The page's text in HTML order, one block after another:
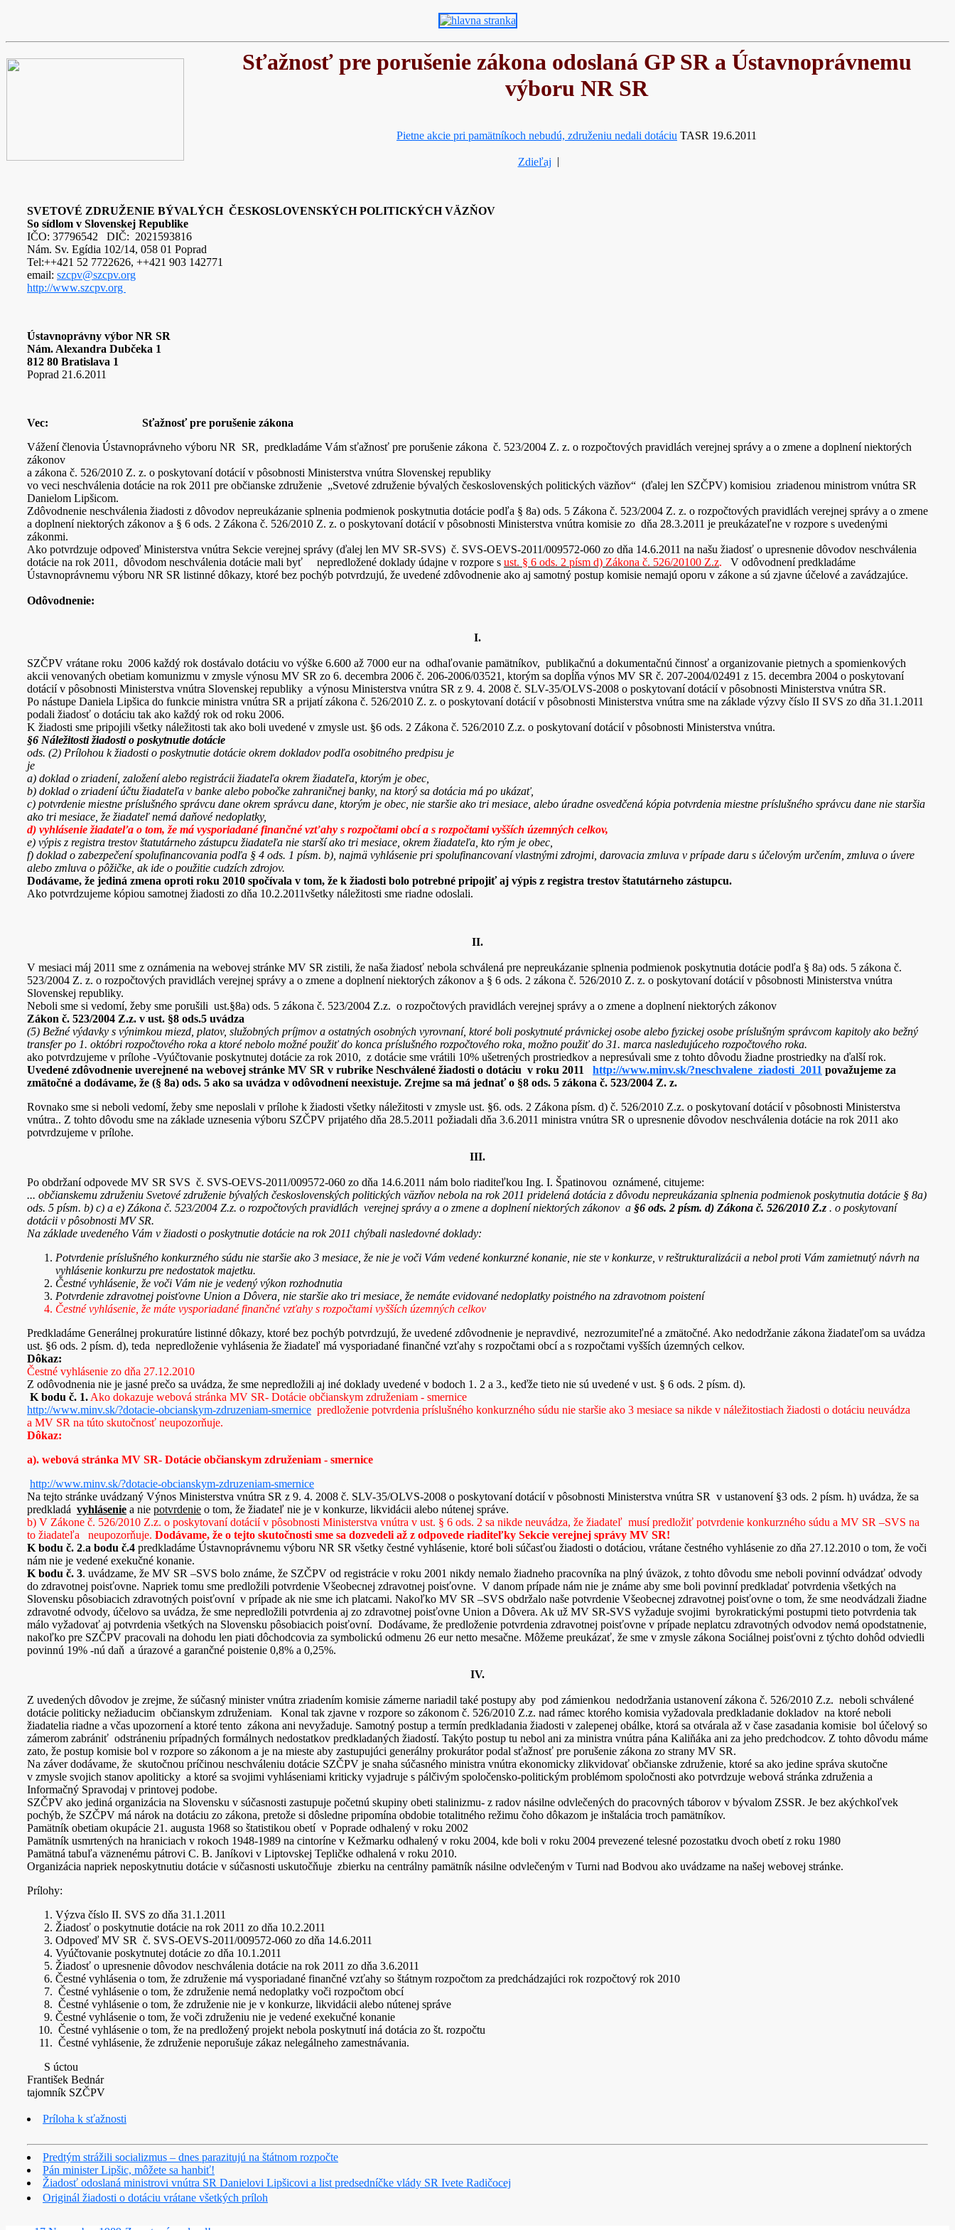
Sťažnosť pre porušenie zákona odoslaná GP SR a Ústavnoprávnemu
výboru NR SR
Pietne akcie pri pamätníkoch nebudú, združeniu nedali dotáciu TASR 19.6.2011
Zdieľaj
SVETOVÉ ZDRUŽENIE BÝVALÝCH ČESKOSLOVENSKÝCH POLITICKÝCH VÄZŇOV
So sídlom v Slovenskej Republike
IČO: 37796542 DIČ: 2021593816
Nám. Sv. Egídia 102/14, 058 01 Poprad
Tel:++421 52 7722626, ++421 903 142771
email: szcpv@szcpv.org
http://www.szcpv.org
Ústavnoprávny výbor NR SR
Nám. Alexandra Dubčeka 1
812 80 Bratislava 1
Poprad 21.6.2011
Vec: Sťažnosť pre porušenie zákona
Vážení členovia Ústavnoprávneho výboru NR SR, predkladáme Vám sťažnosť pre porušenie zákona č. 523/2004 Z. z. o rozpočtových pravidlách verejnej správy a o zmene a doplnení niektorých
zákonov
a zákona č. 526/2010 Z. z. o poskytovaní dotácií v pôsobnosti Ministerstva vnútra Slovenskej republiky
vo veci neschválenia dotácie na rok 2011 pre občianske združenie „Svetové združenie bývalých československých politických väzňov“ (ďalej len SZČPV) komisiou zriadenou ministrom vnútra SR
Danielom Lipšicom.
Zdôvodnenie neschválenia žiadosti z dôvodov nepreukázanie splnenia podmienok poskytnutia dotácie podľa § 8a) ods. 5 Zákona č. 523/2004 Z. z. o rozpočtových pravidlách verejnej správy a o zmene
a doplnení niektorých zákonov a § 6 ods. 2 Zákona č. 526/2010 Z. z. o poskytovaní dotácií v pôsobnosti Ministerstva vnútra komisie zo dňa 28.3.2011 je preukázateľne v rozpore s uvedenými
zákonmi.
Ako potvrdzuje odpoveď Ministerstva vnútra Sekcie verejnej správy (ďalej len MV SR-SVS) č. SVS-OEVS-2011/009572-060 zo dňa 14.6.2011 na našu žiadosť o upresnenie dôvodov neschválenia
dotácie na rok 2011, dôvodom neschválenia dotácie mali byť nepredložené doklady údajne v rozpore s ust. § 6 ods. 2 písm d) Zákona č. 526/20100 Z.z. V odôvodnení predkladáme
Ústavnoprávnemu výboru NR SR listinné dôkazy, ktoré bez pochýb potvrdzujú, že uvedené zdôvodnenie ako aj samotný postup komisie nemajú oporu v zákone a sú zjavne účelové a zavádzajúce.
Odôvodnenie:
I.
SZČPV vrátane roku 2006 každý rok dostávalo dotáciu vo výške 6.600 až 7000 eur na odhaľovanie pamätníkov, publikačnú a dokumentačnú činnosť a organizovanie pietnych a spomienkových
akcii venovaných obetiam komunizmu v zmysle výnosu MV SR zo 6. decembra 2006 č. 206-2006/03521, ktorým sa dopĺňa výnos MV SR č. 207-2004/02491 z 15. decembra 2004 o poskytovaní
dotácií v pôsobnosti Ministerstva vnútra Slovenskej republiky a výnosu Ministerstva vnútra SR z 9. 4. 2008 č. SLV-35/OLVS-2008 o poskytovaní dotácií v pôsobnosti Ministerstva vnútra SR.
Po nástupe Daniela Lipšica do funkcie ministra vnútra SR a prijatí zákona č. 526/2010 Z. z. o poskytovaní dotácií v pôsobnosti Ministerstva vnútra sme na základe výzvy číslo II SVS zo dňa 31.1.2011
podali žiadosť o dotáciu tak ako každý rok od roku 2006.
K žiadosti sme pripojili všetky náležitosti tak ako boli uvedené v zmysle ust. §6 ods. 2 Zákona č. 526/2010 Z.z. o poskytovaní dotácií v pôsobnosti Ministerstva vnútra.
§6 Náležitosti žiadosti o poskytnutie dotácie
ods. (2) Prílohou k žiadosti o poskytnutie dotácie okrem dokladov podľa osobitného predpisu je
je
a) doklad o zriadení, založení alebo registrácii žiadateľa okrem žiadateľa, ktorým je obec,
b) doklad o zriadení účtu žiadateľa v banke alebo pobočke zahraničnej banky, na ktorý sa dotácia má po ukázať,
c) potvrdenie miestne príslušného správcu dane okrem správcu dane, ktorým je obec, nie staršie ako tri mesiace, alebo úradne osvedčená kópia potvrdenia miestne príslušného správcu dane nie staršia
ako tri mesiace, že žiadateľ nemá daňové nedoplatky,
d) vyhlásenie žiadateľa o tom, že má vysporiadané finančné vzťahy s rozpočtami obcí a s rozpočtami vyšších územných celkov,
e) výpis z registra trestov štatutárneho zástupcu žiadateľa nie starší ako tri mesiace, okrem žiadateľa, kto rým je obec,
f) doklad o zabezpečení spolufinancovania podľa § 4 ods. 1 písm. b), najmä vyhlásenie pri spolufinancovaní vlastnými zdrojmi, darovacia zmluva v prípade daru s účelovým určením, zmluva o úvere
alebo zmluva o pôžičke, ak ide o použitie cudzích zdrojov.
Dodávame, že jediná zmena oproti roku 2010 spočívala v tom, že k žiadosti bolo potrebné pripojiť aj výpis z registra trestov štatutárneho zástupcu.
Ako potvrdzujeme kópiou samotnej žiadosti zo dňa 10.2.2011všetky náležitosti sme riadne odoslali.
II.
V mesiaci máj 2011 sme z oznámenia na webovej stránke MV SR zistili, že naša žiadosť nebola schválená pre nepreukázanie splnenia podmienok poskytnutia dotácie podľa § 8a) ods. 5 zákona č.
523/2004 Z. z. o rozpočtových pravidlách verejnej správy a o zmene a doplnení niektorých zákonov a § 6 ods. 2 zákona č. 526/2010 Z. z. o poskytovaní dotácií v pôsobnosti Ministerstva vnútra
Slovenskej republiky.
Neboli sme si vedomí, žeby sme porušili ust.§8a) ods. 5 zákona č. 523/2004 Z.z. o rozpočtových pravidlách verejnej správy a o zmene a doplnení niektorých zákonov
Zákon č. 523/2004 Z.z. v ust. §8 ods.5 uvádza
(5) Bežné výdavky s výnimkou miezd, platov, služobných príjmov a ostatných osobných vyrovnaní, ktoré boli poskytnuté právnickej osobe alebo fyzickej osobe príslušným správcom kapitoly ako bežný
transfer po 1. októbri rozpočtového roka a ktoré nebolo možné použiť do konca príslušného rozpočtového roka, možno použiť do 31. marca nasledujúceho rozpočtového roka.
ako potvrdzujeme v prílohe -Vyúčtovanie poskytnutej dotácie za rok 2010, z dotácie sme vrátili 10% ušetrených prostriedkov a nepresúvali sme z tohto dôvodu žiadne prostriedky na ďalší rok.
Uvedené zdôvodnenie uverejnené na webovej stránke MV SR v rubrike Neschválené žiadosti o dotáciu v roku 2011 http://www.minv.sk/?neschvalene_ziadosti_2011 považujeme za
zmätočné a dodávame, že (§ 8a) ods. 5 ako sa uvádza v odôvodnení neexistuje. Zrejme sa má jednať o §8 ods. 5 zákona č. 523/2004 Z. z.
Rovnako sme si neboli vedomí, žeby sme neposlali v prílohe k žiadosti všetky náležitosti v zmysle ust. §6. ods. 2 Zákona písm. d) č. 526/2010 Z.z. o poskytovaní dotácií v pôsobnosti Ministerstva
vnútra.. Z tohto dôvodu sme na základe uznesenia výboru SZČPV prijatého dňa 28.5.2011 požiadali dňa 3.6.2011 ministra vnútra SR o upresnenie dôvodov neschválenia dotácie na rok 2011 ako
potvrdzujeme v prílohe.
III.
Po obdržaní odpovede MV SR SVS č. SVS-OEVS-2011/009572-060 zo dňa 14.6.2011 nám bolo riaditeľkou Ing. I. Špatinovou oznámené, citujeme:
... občianskemu združeniu Svetové združenie bývalých československých politických väzňov nebola na rok 2011 pridelená dotácia z dôvodu nepreukázania splnenia podmienok poskytnutia dotácie § 8a)
ods. 5 písm. b) c) a e) Zákona č. 523/2004 Z.z. o rozpočtových pravidlách verejnej správy a o zmene a doplnení niektorých zákonov a §6 ods. 2 písm. d) Zákona č. 526/2010 Z.z . o poskytovaní
dotácii v pôsobnosti MV SR.
Na základe uvedeného Vám v žiadosti o poskytnutie dotácie na rok 2011 chýbali nasledovné doklady:
Potvrdenie príslušného konkurzného súdu nie staršie ako 3 mesiace, že nie je voči Vám vedené konkurzné konanie, nie ste v konkurze, v reštrukturalizácii a nebol proti Vám zamietnutý návrh na
vyhlásenie konkurzu pre nedostatok majetku.
Čestné vyhlásenie, že voči Vám nie je vedený výkon rozhodnutia
Potvrdenie zdravotnej poisťovne Union a Dôvera, nie staršie ako tri mesiace, že nemáte evidované nedoplatky poistného na zdravotnom poistení
Čestné vyhlásenie, že máte vysporiadané finančné vzťahy s rozpočtami vyšších územných celkov
Predkladáme Generálnej prokuratúre listinné dôkazy, ktoré bez pochýb potvrdzujú, že uvedené zdôvodnenie je nepravdivé, nezrozumiteľné a zmätočné. Ako nedodržanie zákona žiadateľom sa uvádza
ust. §6 ods. 2 písm. d), teda nepredloženie vyhlásenia že žiadateľ má vysporiadané finančné vzťahy s rozpočtami obcí a s rozpočtami vyšších územných celkov.
Dôkaz:
Čestné vyhlásenie zo dňa 27.12.2010
Z odôvodnenia nie je jasné prečo sa uvádza, že sme nepredložili aj iné doklady uvedené v bodoch 1. 2 a 3., keďže tieto nie sú uvedené v ust. § 6 ods. 2 písm. d).
K bodu č. 1. Ako dokazuje webová stránka MV SR- Dotácie občianskym združeniam - smernice
http://www.minv.sk/?dotacie-obcianskym-zdruzeniam-smernice predloženie potvrdenia príslušného konkurzného súdu nie staršie ako 3 mesiace sa nikde v náležitostiach žiadosti o dotáciu neuvádza
a MV SR na túto skutočnosť neupozorňuje.
Dôkaz:
a). webová stránka MV SR- Dotácie občianskym združeniam - smernice
http://www.minv.sk/?dotacie-obcianskym-zdruzeniam-smernice
Na tejto stránke uvádzaný Výnos Ministerstva vnútra SR z 9. 4. 2008 č. SLV-35/OLVS-2008 o poskytovaní dotácií v pôsobnosti Ministerstva vnútra SR v ustanovení §3 ods. 2 písm. h) uvádza, že sa
predkladá vyhlásenie a nie potvrdenie o tom, že žiadateľ nie je v konkurze, likvidácii alebo nútenej správe.
b) V Zákone č. 526/2010 Z.z. o poskytovaní dotácií v pôsobnosti Ministerstva vnútra v ust. § 6 ods. 2 sa nikde neuvádza, že žiadateľ musí predložiť potvrdenie konkurzného súdu a MV SR –SVS na
to žiadateľa neupozorňuje. Dodávame, že o tejto skutočnosti sme sa dozvedeli až z odpovede riaditeľky Sekcie verejnej správy MV SR!
K bodu č. 2.a bodu č.4 predkladáme Ústavnoprávnemu výboru NR SR všetky čestné vyhlásenie, ktoré boli súčasťou žiadosti o dotáciou, vrátane čestného vyhlásenie zo dňa 27.12.2010 o tom, že voči
nám nie je vedené exekučné konanie.
K bodu č. 3. uvádzame, že MV SR –SVS bolo známe, že SZČPV od registrácie v roku 2001 nikdy nemalo žiadneho pracovníka na plný úväzok, z tohto dôvodu sme neboli povinní odvádzať odvody
do zdravotnej poisťovne. Napriek tomu sme predložili potvrdenie Všeobecnej zdravotnej poisťovne. V danom prípade nám nie je známe aby sme boli povinní predkladať potvrdenia všetkých na
Slovensku pôsobiacich zdravotných poisťovní v prípade ak nie sme ich platcami. Nakoľko MV SR –SVS obdržalo naše potvrdenie Všeobecnej zdravotnej poisťovne o tom, že sme neodvádzali žiadne
zdravotné odvody, účelovo sa uvádza, že sme nepredložili potvrdenia aj zo zdravotnej poisťovne Union a Dôvera. Ak už MV SR-SVS vyžaduje svojimi byrokratickými postupmi tieto potvrdenia tak
málo vyžadovať aj potvrdenia všetkých na Slovensku pôsobiacich poisťovní. Dodávame, že predloženie potvrdenia zdravotnej poisťovne v prípade neplatcu zdravotných odvodov nemá opodstatnenie,
nakoľko pre SZČPV pracovali na dohodu len piati dôchodcovia za symbolickú odmenu 26 eur netto mesačne. Môžeme preukázať, že sme v zmysle zákona Sociálnej poisťovni z týchto dohôd odviedli
povinnú 19% -nú daň a úrazové a garančné poistenie 0,8% a 0,25%.
IV.
Z uvedených dôvodov je zrejme, že súčasný minister vnútra zriadením komisie zámerne nariadil také postupy aby pod zámienkou nedodržania ustanovení zákona č. 526/2010 Z.z. neboli schválené
dotácie politicky nežiaducim občianskym združeniam. Konal tak zjavne v rozpore so zákonom č. 526/2010 Z.z. nad rámec ktorého komisia vyžadovala predkladanie dokladov na ktoré neboli
žiadatelia riadne a včas upozornení a ktoré tento zákona ani nevyžaduje. Samotný postup a termín predkladania žiadosti v zalepenej obálke, ktorá sa otvárala až v čase zasadania komisie bol účelový so
zámerom zabrániť odstráneniu prípadných formálnych nedostatkov predkladaných žiadostí. Takýto postup tu nebol ani za ministra vnútra pána Kaliňáka ani za jeho predchodcov. Z tohto dôvodu máme
zato, že postup komisie bol v rozpore so zákonom a je na mieste aby zastupujúci generálny prokurátor podal sťažnosť pre porušenie zákona zo strany MV SR.
Na záver dodávame, že skutočnou príčinou neschváleniu dotácie SZČPV je snaha súčasného ministra vnútra ekonomicky zlikvidovať občianske združenie, ktoré sa ako jedine správa skutočne
v zmysle svojich stanov apoliticky a ktoré sa svojimi vyhláseniami kriticky vyjadruje s pálčivým spoločensko-politickým problémom spoločnosti ako potvrdzuje webová stránka združenia a
Informačný Spravodaj v printovej podobe.
SZČPV ako jediná organizácia na Slovensku v súčasnosti zastupuje početnú skupiny obeti stalinizmu- z radov násilne odvlečených do pracovných táborov v bývalom ZSSR. Je bez akýchkoľvek
pochýb, že SZČPV má nárok na dotáciu zo zákona, pretože si dôsledne pripomína obdobie totalitného režimu čoho dôkazom je inštalácia troch pamätníkov.
Pamätník obetiam okupácie 21. augusta 1968 so štatistikou obetí v Poprade odhalený v roku 2002
Pamätník usmrtených na hraniciach v rokoch 1948-1989 na cintoríne v Kežmarku odhalený v roku 2004, kde boli v roku 2004 prevezené telesné pozostatku dvoch obetí z roku 1980
Pamätná tabuľa väznenému pátrovi C. B. Janíkovi v Liptovskej Tepličke odhalená v roku 2010.
Organizácia napriek neposkytnutiu dotácie v súčasnosti uskutočňuje zbierku na centrálny pamätník násilne odvlečeným v Turni nad Bodvou ako uvádzame na našej webovej stránke.
Prílohy:
Výzva číslo II. SVS zo dňa 31.1.2011
Žiadosť o poskytnutie dotácie na rok 2011 zo dňa 10.2.2011
Odpoveď MV SR č. SVS-OEVS-2011/009572-060 zo dňa 14.6.2011
Vyúčtovanie poskytnutej dotácie zo dňa 10.1.2011
Žiadosť o upresnenie dôvodov neschválenia dotácie na rok 2011 zo dňa 3.6.2011
Čestné vyhlásenia o tom, že združenie má vysporiadané finančné vzťahy so štátnym rozpočtom za predchádzajúci rok rozpočtový rok 2010
Čestné vyhlásenie o tom, že združenie nemá nedoplatky voči rozpočtom obcí
Čestné vyhlásenie o tom, že združenie nie je v konkurze, likvidácii alebo nútenej správe
Čestné vyhlásenie o tom, že voči združeniu nie je vedené exekučné konanie
Čestné vyhlásenie o tom, že na predložený projekt nebola poskytnutí iná dotácia zo št. rozpočtu
Čestné vyhlásenie, že združenie neporušuje zákaz nelegálneho zamestnávania.
S úctou
František Bednár
tajomník SZČPV
Príloha k sťažnosti
Predtým strážili socializmus – dnes parazitujú na štátnom rozpočte
Pán minister Lipšic, môžete sa hanbiť!
Žiadosť odoslaná ministrovi vnútra SR Danielovi Lipšicovi a list predsedníčke vlády SR Ivete Radičocej
Originál žiadosti o dotáciu vrátane všetkých príloh